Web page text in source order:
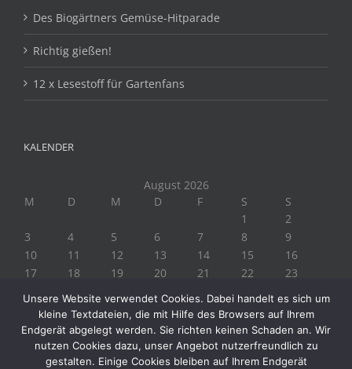
Des Biogärtners Gemüse-Hitparade
Richtig gießen!
12 x Lesestoff für Gartenfans
KALENDER
August 2026
M
D M D F S
S
1
2
3
4 5 6 7 8
9
10
11 12 13 14 15
16
17
18 19 20 21 22
23
« Juli
Unsere Website verwendet Cookies. Dabei handelt es sich um
kleine Textdateien, die mit Hilfe des Browsers auf Ihrem
Endgerät abgelegt werden. Sie richten keinen Schaden an. Wir
nutzen Cookies dazu, unser Angebot nutzerfreundlich zu
gestalten. Einige Cookies bleiben auf Ihrem Endgerät